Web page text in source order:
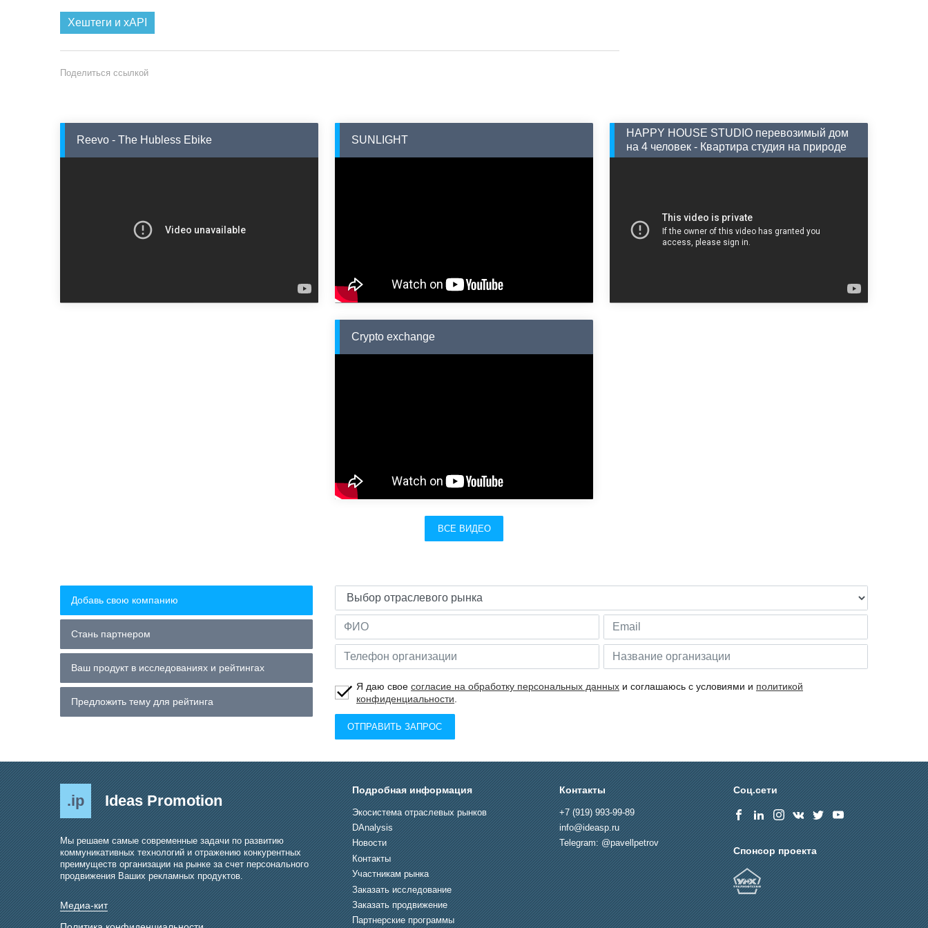
Хештеги и xAPI
Поделиться ссылкой
Reevo - The Hubless Ebike SUNLIGHT
HAPPY HOUSE STUDIO перевозимый дом
на 4 человек - Квартира студия на природе
Crypto exchange
ВСЕ ВИДЕО
Добавь свою компанию
Стань партнером
Ваш продукт в исследованиях и рейтингах
Предложить тему для рейтинга
Я даю свое согласие на обработку персональных данныхи соглашаюсь с условиями и политикой
конфиденциальности
ОТПРАВИТЬ ЗАПРОС
.ip Ideas Promotion
Мы решаем самые современные задачи по развитию
коммуникативных технологий и отражению конкурентных
преимуществ организации на рынке за счет персонального
продвижения Ваших рекламных продуктов.
Медиа-кит
Подробная информация
Экосистема отраслевых рынков
DAnalysis
Новости
Контакты
Участникам рынка
Заказать исследование
Заказать продвижение
Партнерские программы
Контакты
+7 (919) 993-99-89
info@ideasp.ru
Telegram: @pavellpetrov
Соц.сети
Спонсор проекта